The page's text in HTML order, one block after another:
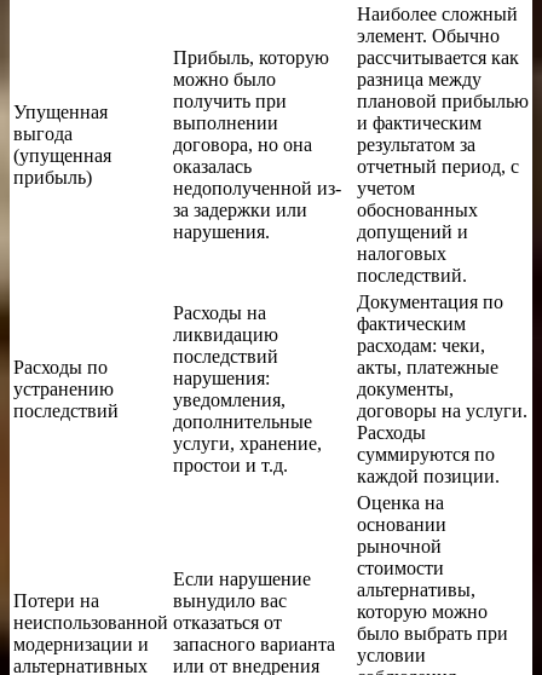
Упущенная
выгода
(упущенная
прибыль)
Прибыль, которую
можно было
получить при
выполнении
договора, но она
оказалась
недополученной из-
за задержки или
нарушения.
Наиболее сложный
элемент. Обычно
рассчитывается как
разница между
плановой прибылью
и фактическим
результатом за
отчетный период, с
учетом
обоснованных
допущений и
налоговых
последствий.
Расходы по
устранению
последствий
Расходы на
ликвидацию
последствий
нарушения:
уведомления,
дополнительные
услуги, хранение,
простои и т.д.
Документация по
фактическим
расходам: чеки,
акты, платежные
документы,
договоры на услуги.
Расходы
суммируются по
каждой позиции.
Потери на
неиспользованной
модернизации и
альтернативных
Если нарушение
вынудило вас
отказаться от
запасного варианта
или от внедрения
Оценка на
основании
рыночной
стоимости
альтернативы,
которую можно
было выбрать при
условии